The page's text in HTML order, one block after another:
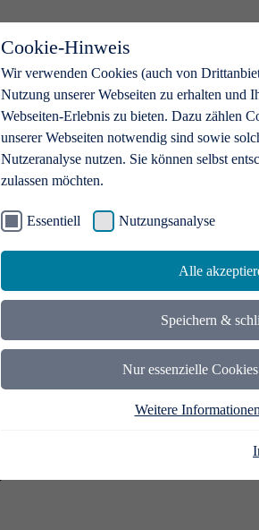
Cookie-Hinweis
Wir verwenden Cookies (auch von
Nutzung unserer Webseiten zu erhalten und
Webseiten-Erlebnis zu bieten. Dazu zählen
unserer Webseiten notwendig sind sowie
Nutzeranalyse nutzen. Sie können selbst
zulassen möchten.
Essentiell Nutzungsanalyse
Alle
Speichern &
Nur essenzielle
Weitere